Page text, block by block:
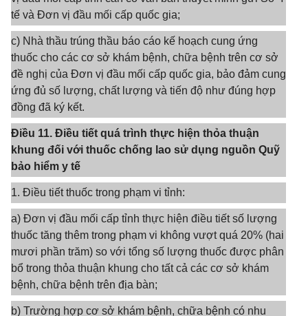
tế và Đơn vị đầu mối cấp quốc gia;
c) Nhà thầu trúng thầu báo cáo kế hoạch cung ứng
thuốc cho các cơ sở khám bệnh, chữa bệnh trên cơ sở
đề nghị của Đơn vị đầu mối cấp quốc gia, bảo đảm cung
ứng đủ số lượng, chất lượng và tiến độ như đúng hợp
đồng đã ký kết.
Điều 11. Điều tiết quá trình thực hiện thỏa thuận
khung đối với thuốc chống lao sử dụng nguồn Quỹ
bảo hiểm y tế
1. Điều tiết thuốc trong phạm vi tỉnh:
a) Đơn vị đầu mối cấp tỉnh thực hiện điều tiết số lượng
thuốc tăng thêm trong phạm vi không vượt quá 20% (hai
mươi phần trăm) so với tổng số lượng thuốc được phân
bổ trong thỏa thuận khung cho tất cả các cơ sở khám
bệnh, chữa bệnh trên địa bàn;
b) Trường hợp cơ sở khám bệnh, chữa bệnh có nhu